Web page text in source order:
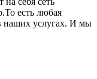
есть любая
наших услугах. И мы